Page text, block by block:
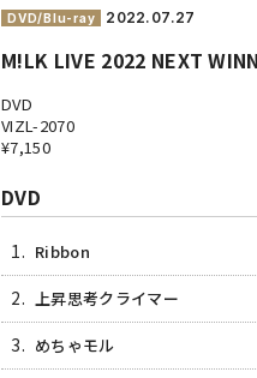
DVD/Blu-ray 2022. 07.27
M!LK LIVE 2022 NEXT
DVD
VIZL-2070
¥7,150
DVD
1. Ribbon
2. 上昇思考クライマー
3. めちゃモル